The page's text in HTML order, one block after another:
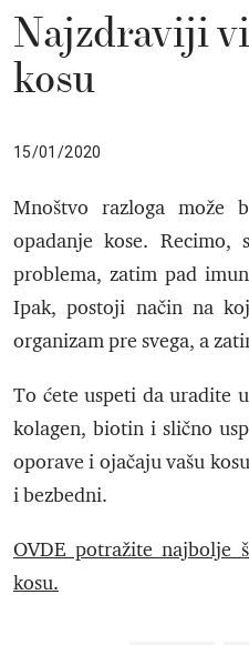
Najzdraviji
kosu
15/01/2020
Mnoštvo razloga
opadanje kose.
problema, zatim pad
Ipak, postoji način na
organizam pre svega, a
To ćete uspeti da uradite
kolagen, biotin i slično
oporave i ojačaju vašu
i bezbedni.
OVDE potražite najbolje
kosu.